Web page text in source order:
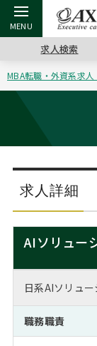
戻る
アクシアムの特長
サービス案内
コンサルタントの
戻る
キャリア支援 TOP
キャリアデザイン
（最新求人市場動
ステージ別アドバ
MBAの転職事例
MBAからのFAQ
MBA留学生数の推
戻る
転職ツール TOP
英文レジュメの書
職務経歴書の書き方
外資系／面接攻
戻る
転職コラム TOP
“展”職相談室
転職市場の明日を
キャリアに効く一
注目企業インタビ
戻る
イベント・セミナ
ジョブフェア
キャリアデザイン
プロ経営者の特
Career Talk Live
戻る
会社概要 TOP
沿革
主なクライアント
パブリシティ
ニュースリリース
求人検索
MBA転職・外資系求人
求人詳細
AIソリュー
日系AIソリュ
職務職責